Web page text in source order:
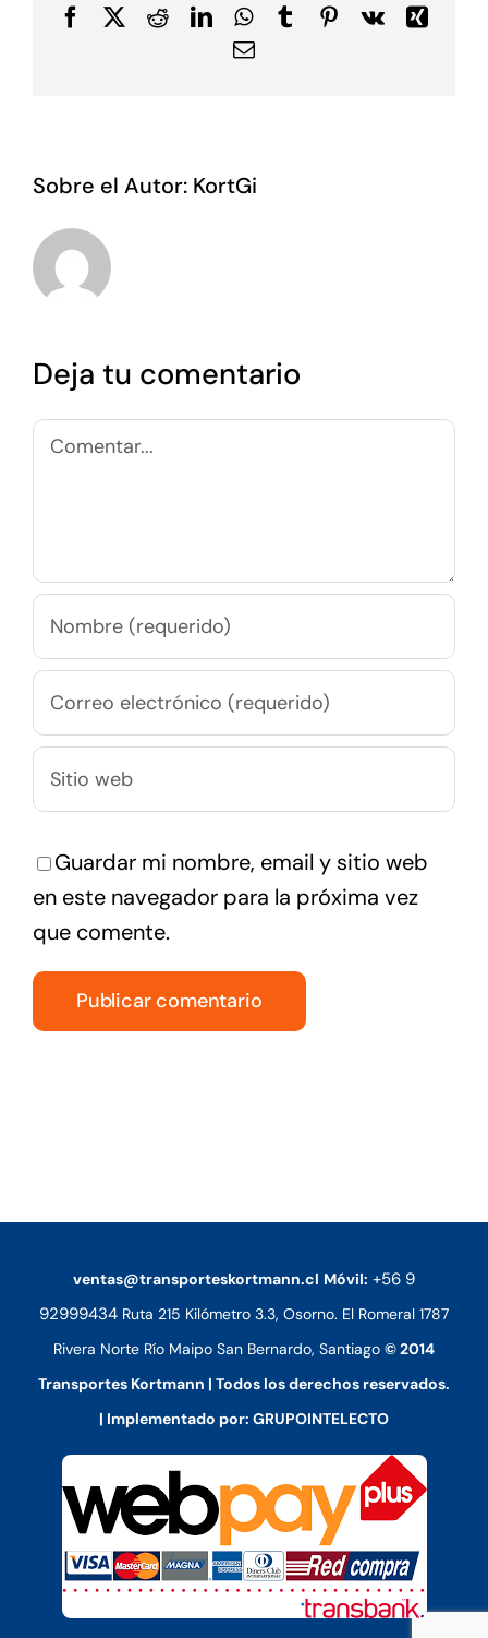
FacebookRedditLinkedInWhatsApp
TumblrPinterest
Vk
Xing
Correo
Sobre el Autor: KortGi
Deja tu comentario
Comentar
Guardar mi nombre, email y sitio web
en este navegador para la próxima vez
que comente.
ventas@transporteskortmann.cl Móvil: +56 9
92999434 Ruta 215 Kilómetro 3.3, Osorno. El Romeral 1787
Rivera Norte Río Maipo San Bernardo, Santiago © 2014
Transportes Kortmann | Todos los derechos reservados.
| Implementado por: GRUPOINTELECTO